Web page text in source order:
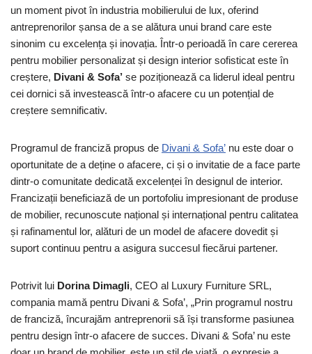
un moment pivot în industria mobilierului de lux, oferind
antreprenorilor șansa de a se alătura unui brand care este
sinonim cu excelența și inovația. Într-o perioadă în care cererea
pentru mobilier personalizat și design interior sofisticat este în
creștere, Divani & Sofa’ se poziționează ca liderul ideal pentru
cei dornici să investească într-o afacere cu un potențial de
creștere semnificativ.
Programul de franciză propus de Divani & Sofa’ nu este doar o
oportunitate de a deține o afacere, ci și o invitatie de a face parte
dintr-o comunitate dedicată excelenței în designul de interior.
Francizații beneficiază de un portofoliu impresionant de produse
de mobilier, recunoscute național și internațional pentru calitatea
și rafinamentul lor, alături de un model de afacere dovedit și
suport continuu pentru a asigura succesul fiecărui partener.
Potrivit lui Dorina Dimagli, CEO al Luxury Furniture SRL,
compania mamă pentru Divani & Sofa’, „Prin programul nostru
de franciză, încurajăm antreprenorii să își transforme pasiunea
pentru design într-o afacere de succes. Divani & Sofa’ nu este